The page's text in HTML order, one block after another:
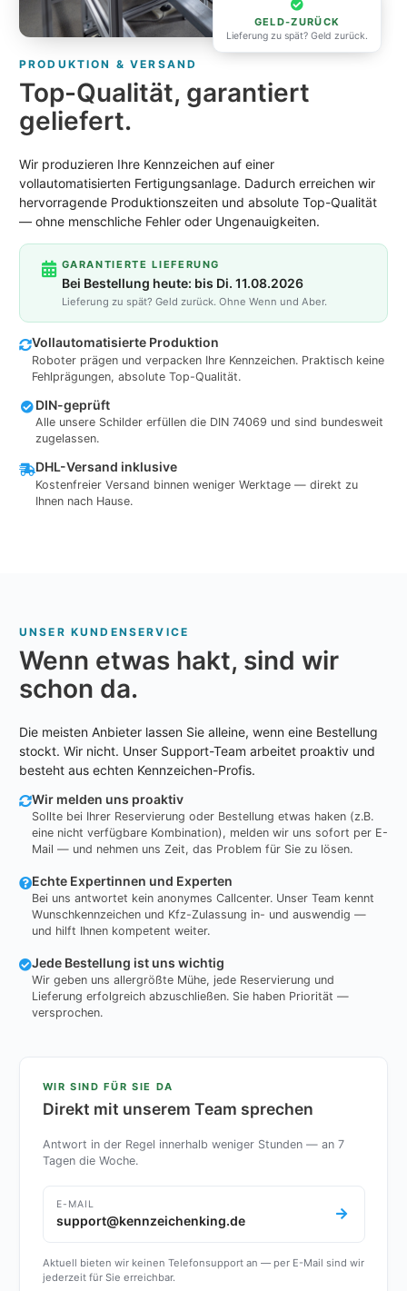
GELD-ZURÜCK
Lieferung zu spät? Geld zurück.
PRODUKTION & VERSAND
Top-Qualität, garantiert
geliefert.
Wir produzieren Ihre Kennzeichen auf einer
vollautomatisierten Fertigungsanlage. Dadurch erreichen wir
hervorragende Produktionszeiten und absolute Top-Qualität
— ohne menschliche Fehler oder Ungenauigkeiten.
GARANTIERTE LIEFERUNG
Bei Bestellung heute: bis Di. 11.08.2026
Lieferung zu spät? Geld zurück. Ohne Wenn und Aber.
Vollautomatisierte Produktion
Roboter prägen und verpacken Ihre Kennzeichen. Praktisch keine
Fehlprägungen, absolute Top-Qualität.
DIN-geprüft
Alle unsere Schilder erfüllen die DIN 74069 und sind bundesweit
zugelassen.
DHL-Versand inklusive
Kostenfreier Versand binnen weniger Werktage — direkt zu
Ihnen nach Hause.
UNSER KUNDENSERVICE
Wenn etwas hakt, sind wir
schon da.
Die meisten Anbieter lassen Sie alleine, wenn eine Bestellung
stockt. Wir nicht. Unser Support-Team arbeitet proaktiv und
besteht aus echten Kennzeichen-Profis.
Wir melden uns proaktiv
Sollte bei Ihrer Reservierung oder Bestellung etwas haken (z.B.
eine nicht verfügbare Kombination), melden wir uns sofort per E-
Mail — und nehmen uns Zeit, das Problem für Sie zu lösen.
Echte Expertinnen und Experten
Bei uns antwortet kein anonymes Callcenter. Unser Team kennt
Wunschkennzeichen und Kfz-Zulassung in- und auswendig —
und hilft Ihnen kompetent weiter.
Jede Bestellung ist uns wichtig
Wir geben uns allergrößte Mühe, jede Reservierung und
Lieferung erfolgreich abzuschließen. Sie haben Priorität —
versprochen.
WIR SIND FÜR SIE DA
Direkt mit unserem Team sprechen
Antwort in der Regel innerhalb weniger Stunden — an 7
Tagen die Woche.
E-MAIL
support@kennzeichenking.de
Aktuell bieten wir keinen Telefonsupport an — per E-Mail sind wir
jederzeit für Sie erreichbar.